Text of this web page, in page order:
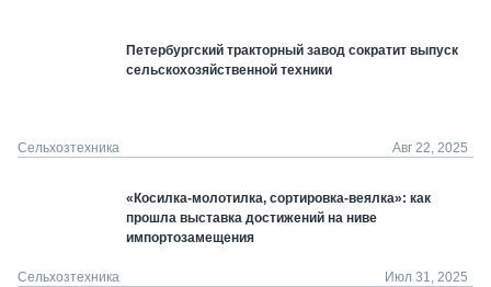
Петербургский тракторный завод сократит выпуск
сельскохозяйственной техники
Сельхозтехника Авг 22, 2025
«Косилка-молотилка, сортировка-веялка»: как
прошла выставка достижений на ниве
импортозамещения
Сельхозтехника Июл 31, 2025